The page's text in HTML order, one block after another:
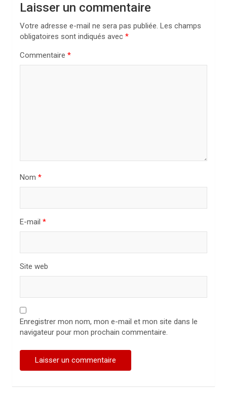
Laisser un commentaire
Votre adresse e-mail ne sera pas publiée. Les champs
obligatoires sont indiqués avec *
Commentaire *
Nom *
E-mail *
Site web
Enregistrer mon nom, mon e-mail et mon site dans le
navigateur pour mon prochain commentaire.